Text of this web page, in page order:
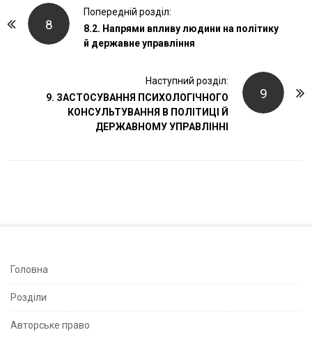
8
Попередній розділ:
8.2. Напрями впливу людини на політику
й державне управління
9
Наступний розділ:
9. ЗАСТОСУВАННЯ ПСИХОЛОГІЧНОГО
КОНСУЛЬТУВАННЯ В ПОЛІТИЦІ Й
ДЕРЖАВНОМУ УПРАВЛІННІ
S
e
Головна
Розділи
Авторське право